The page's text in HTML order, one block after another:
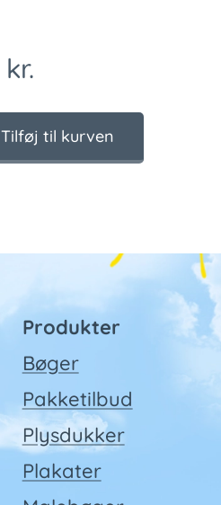
kr.
Tilføj til kurven
Produkter
Bøger
Pakketilbud
Plysdukker
Plakater